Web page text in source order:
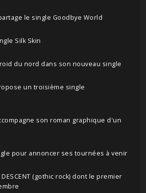
partage le single Goodbye World
Silk Skin
du nord dans son nouveau single
un troisième single
son roman graphique d'un
pour annoncer ses tournées à venir
DESCENT (gothic rock) dont le premier